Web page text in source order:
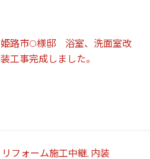
姫路市O様邸 浴室、洗面室改
装工事完成しました。
リフォーム施工中継, 内装